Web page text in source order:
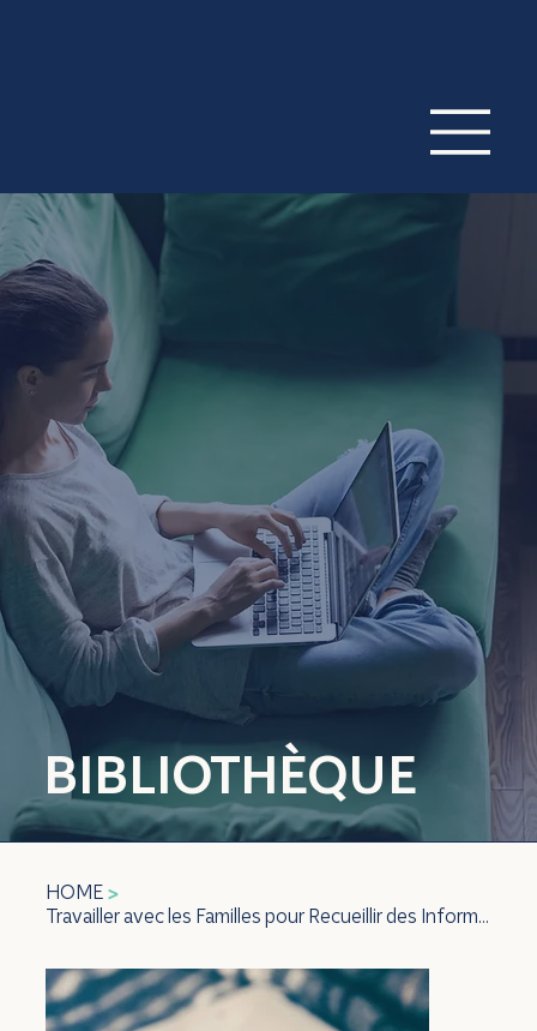
BIBLIOTHÈQUE
HOME>
Travailler avec les Familles pour Recueillir des Informations